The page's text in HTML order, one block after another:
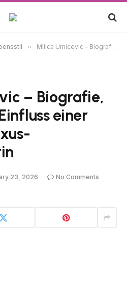
» Milica Umicevic – Biografie, Karriere und Einfluss einer modernen Luxus-Unternehmerin
– Biografie,
einer
23, 2026
No Comments